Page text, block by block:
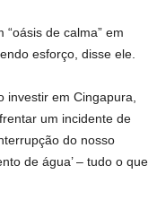
de calma” em
esforço, disse ele.
investir em Cingapura,
um incidente de
do nosso
de água’ – tudo o que